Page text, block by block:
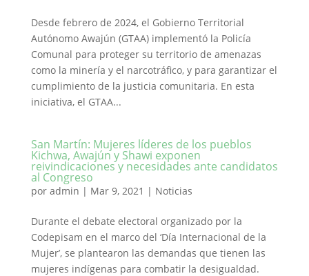
Desde febrero de 2024, el Gobierno Territorial
Autónomo Awajún (GTAA) implementó la Policía
Comunal para proteger su territorio de amenazas
como la minería y el narcotráfico, y para garantizar el
cumplimiento de la justicia comunitaria. En esta
iniciativa, el GTAA...
San Martín: Mujeres líderes de los pueblos
Kichwa, Awajún y Shawi exponen
reivindicaciones y necesidades ante candidatos
al Congreso
por admin | Mar 9, 2021 | Noticias
Durante el debate electoral organizado por la
Codepisam en el marco del ‘Día Internacional de la
Mujer’, se plantearon las demandas que tienen las
mujeres indígenas para combatir la desigualdad.